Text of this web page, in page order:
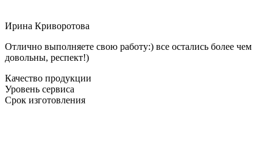
Ирина Криворотова
Отлично выполняете свою работу:) все остались более чем
довольны, респект!)
Качество продукции
Уровень сервиса
Срок изготовления